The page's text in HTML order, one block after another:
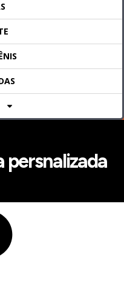
persnalizada